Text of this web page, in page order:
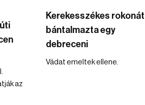
az
Kerekesszékes rokonát
bántalmazta egy
debreceni
Vádat emeltek ellene.